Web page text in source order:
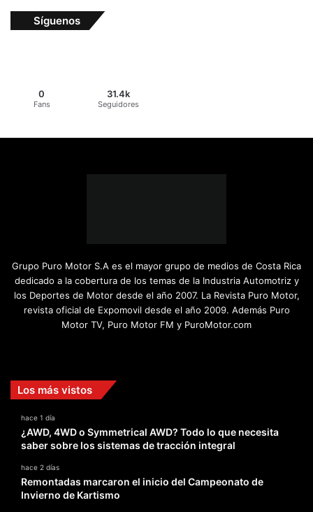
Síguenos
0
Fans
31.4k
Seguidores
Grupo Puro Motor S.A es el mayor grupo de medios de Costa Rica
dedicado a la cobertura de los temas de la Industria Automotriz y
los Deportes de Motor desde el año 2007. La Revista Puro Motor,
revista oficial de Expomovil desde el año 2009. Además Puro
Motor TV, Puro Motor FM y PuroMotor.com
Los más vistos
hace 1 día
¿AWD, 4WD o Symmetrical AWD? Todo lo que necesita
saber sobre los sistemas de tracción integral
hace 2 días
Remontadas marcaron el inicio del Campeonato de
Invierno de Kartismo